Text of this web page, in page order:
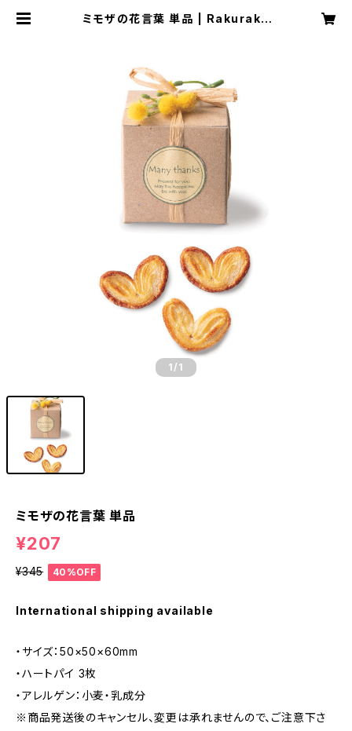
ミモザの花言葉 単品 | Rakuraku
1 /1
ミモザの花言葉 単品
¥207
¥345 40%OFF
International shipping available
・サイズ：50×50×60mm
・ハートパイ 3枚
・アレルゲン：小麦・乳成分
※商品発送後のキャンセル、変更は承れませんので、ご注意下さ